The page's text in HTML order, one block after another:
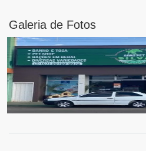
Galeria de Fotos